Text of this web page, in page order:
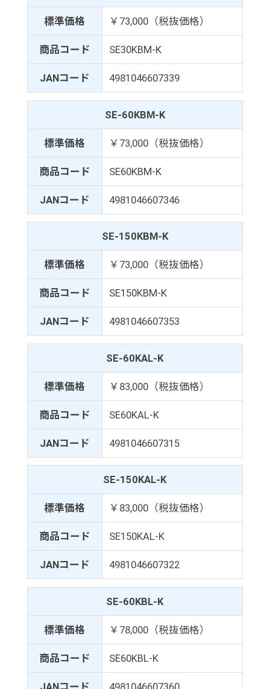
標準価格 ￥73,000（税抜価格）
商品コード SE30KBM-K
JANコード 4981046607339
SE-60KBM-K
標準価格 ￥73,000（税抜価格）
商品コード SE60KBM-K
JANコード 4981046607346
SE-150KBM-K
標準価格 ￥73,000（税抜価格）
商品コード SE150KBM-K
JANコード 4981046607353
SE-60KAL-K
標準価格 ￥83,000（税抜価格）
商品コード SE60KAL-K
JANコード 4981046607315
SE-150KAL-K
標準価格 ￥83,000（税抜価格）
商品コード SE150KAL-K
JANコード 4981046607322
SE-60KBL-K
標準価格 ￥78,000（税抜価格）
商品コード SE60KBL-K
JANコード 4981046607360